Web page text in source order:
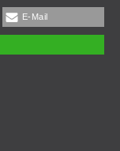
E-Mail